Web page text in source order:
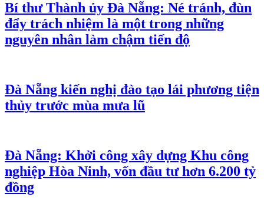
Bí thư Thành ủy Đà Nẵng: Né tránh, đùn
đẩy trách nhiệm là một trong những
nguyên nhân làm chậm tiến độ
Đà Nẵng kiến nghị đào tạo lái phương tiện
thủy trước mùa mưa lũ
Đà Nẵng: Khởi công xây dựng Khu công
nghiệp Hòa Ninh, vốn đầu tư hơn 6.200 tỷ
đồng